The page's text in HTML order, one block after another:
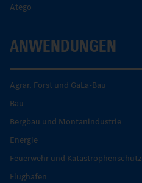
Atego
ANWENDUNGEN
Agrar, Forst und GaLa-Bau
Bau
Bergbau und Montanindustrie
Energie
Feuerwehr und Katastrophenschutz
Flughafen